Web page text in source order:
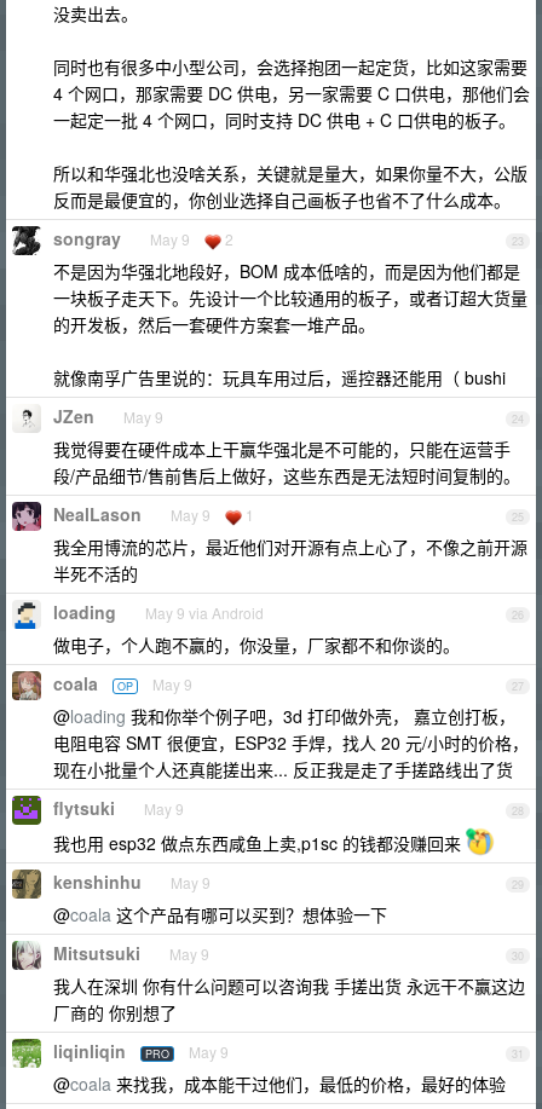
没卖出去。
同时也有很多中小型公司，会选择抱团一起定货，比如这家需要
4 个网口，那家需要 DC 供电，另一家需要 C 口供电，那他们会
一起定一批 4 个网口，同时支持 DC 供电 + C 口供电的板子。
所以和华强北也没啥关系，关键就是量大，如果你量不大，公版
反而是最便宜的，你创业选择自己画板子也省不了什么成本。
23
songray May 9 2
不是因为华强北地段好，BOM 成本低啥的，而是因为他们都是
一块板子走天下。先设计一个比较通用的板子，或者订超大货量
的开发板，然后一套硬件方案套一堆产品。
就像南孚广告里说的：玩具车用过后，遥控器还能用（ bushi
24
JZen May 9
我觉得要在硬件成本上干赢华强北是不可能的，只能在运营手
段/产品细节/售前售后上做好，这些东西是无法短时间复制的。
25
NealLason May 9 1
我全用博流的芯片，最近他们对开源有点上心了，不像之前开源
半死不活的
26
loading May 9 via Android
做电子，个人跑不赢的，你没量，厂家都不和你谈的。
27
coala OP May 9
@loading 我和你举个例子吧，3d 打印做外壳， 嘉立创打板，
电阻电容 SMT 很便宜，ESP32 手焊，找人 20 元/小时的价格，
现在小批量个人还真能搓出来... 反正我是走了手搓路线出了货
28
flytsuki May 9
我也用 esp32 做点东西咸鱼上卖,p1sc 的钱都没赚回来
29
kenshinhu May 9
@coala 这个产品有哪可以买到？想体验一下
30
Mitsutsuki May 9
我人在深圳 你有什么问题可以咨询我 手搓出货 永远干不赢这边
厂商的 你别想了
31
liqinliqin PRO May 9
@coala 来找我，成本能干过他们，最低的价格，最好的体验